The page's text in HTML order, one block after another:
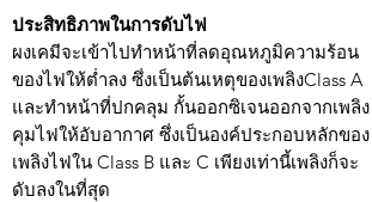
ประสิทธิภาพในการดับไฟ
ผงเคมีจะเข้าไปทำหน้าที่ลดอุณหภูมิความร้อน
ของไฟให้ต่ำลง ซึ่งเป็นต้นเหตุของเพลิงClass A
และทำหน้าที่ปกคลุม กั้นออกซิเจนออกจากเพลิง
คุมไฟให้อับอากาศ ซึ่งเป็นองค์ประกอบหลักของ
เพลิงไฟใน Class B และ C เพียงเท่านี้เพลิงก็จะ
ดับลงในที่สุด